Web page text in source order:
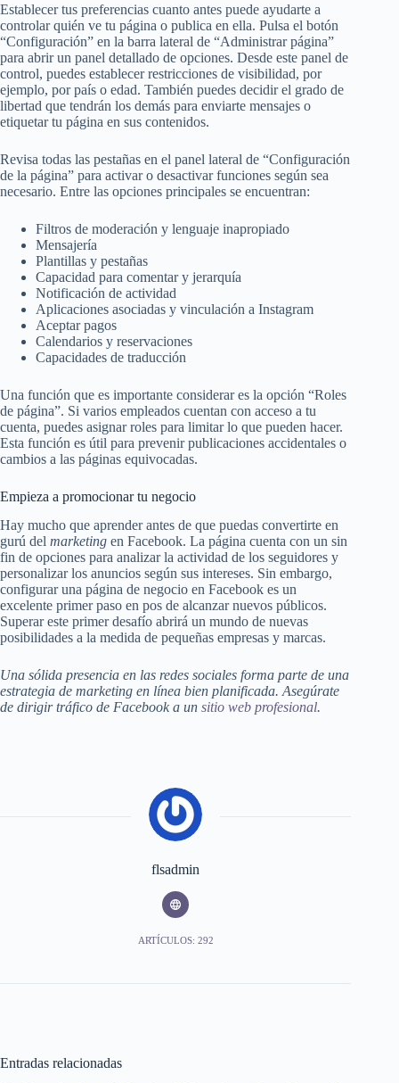
Establecer tus preferencias cuanto antes puede ayudarte a
controlar quién ve tu página o publica en ella. Pulsa el botón
“Configuración” en la barra lateral de “Administrar página”
para abrir un panel detallado de opciones. Desde este panel de
control, puedes establecer restricciones de visibilidad, por
ejemplo, por país o edad. También puedes decidir el grado de
libertad que tendrán los demás para enviarte mensajes o
etiquetar tu página en sus contenidos.
Revisa todas las pestañas en el panel lateral de “Configuración
de la página” para activar o desactivar funciones según sea
necesario. Entre las opciones principales se encuentran:
Filtros de moderación y lenguaje inapropiado
Mensajería
Plantillas y pestañas
Capacidad para comentar y jerarquía
Notificación de actividad
Aplicaciones asociadas y vinculación a Instagram
Aceptar pagos
Calendarios y reservaciones
Capacidades de traducción
Una función que es importante considerar es la opción “Roles
de página”. Si varios empleados cuentan con acceso a tu
cuenta, puedes asignar roles para limitar lo que pueden hacer.
Esta función es útil para prevenir publicaciones accidentales o
cambios a las páginas equivocadas.
Empieza a promocionar tu negocio
Hay mucho que aprender antes de que puedas convertirte en
gurú del marketing en Facebook. La página cuenta con un sin
fin de opciones para analizar la actividad de los seguidores y
personalizar los anuncios según sus intereses. Sin embargo,
configurar una página de negocio en Facebook es un
excelente primer paso en pos de alcanzar nuevos públicos.
Superar este primer desafío abrirá un mundo de nuevas
posibilidades a la medida de pequeñas empresas y marcas.
Una sólida presencia en las redes sociales forma parte de una
estrategia de marketing en línea bien planificada. Asegúrate
de dirigir tráfico de Facebook a un sitio web profesional.
flsadmin
ARTÍCULOS: 292
Entradas relacionadas